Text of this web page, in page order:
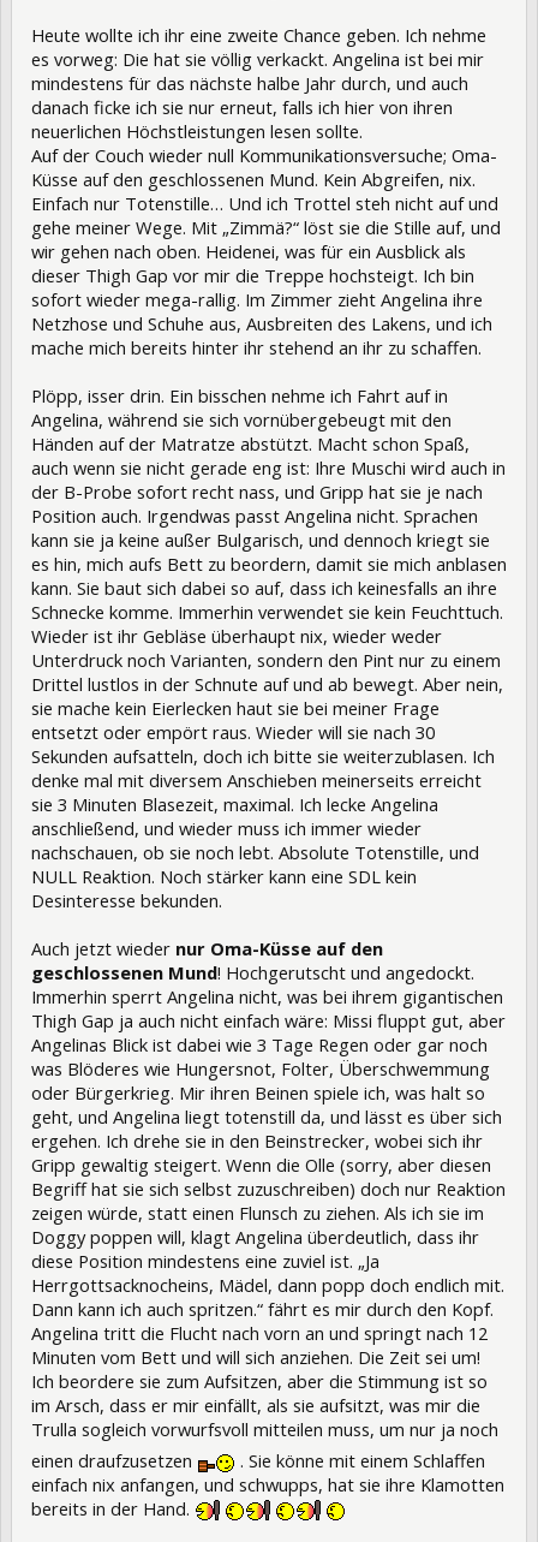
Heute wollte ich ihr eine zweite Chance geben. Ich nehme
es vorweg: Die hat sie völlig verkackt. Angelina ist bei mir
mindestens für das nächste halbe Jahr durch, und auch
danach ficke ich sie nur erneut, falls ich hier von ihren
neuerlichen Höchstleistungen lesen sollte.
Auf der Couch wieder null Kommunikationsversuche; Oma-
Küsse auf den geschlossenen Mund. Kein Abgreifen, nix.
Einfach nur Totenstille… Und ich Trottel steh nicht auf und
gehe meiner Wege. Mit „Zimmä?“ löst sie die Stille auf, und
wir gehen nach oben. Heidenei, was für ein Ausblick als
dieser Thigh Gap vor mir die Treppe hochsteigt. Ich bin
sofort wieder mega-rallig. Im Zimmer zieht Angelina ihre
Netzhose und Schuhe aus, Ausbreiten des Lakens, und ich
mache mich bereits hinter ihr stehend an ihr zu schaffen.
Plöpp, isser drin. Ein bisschen nehme ich Fahrt auf in
Angelina, während sie sich vornübergebeugt mit den
Händen auf der Matratze abstützt. Macht schon Spaß,
auch wenn sie nicht gerade eng ist: Ihre Muschi wird auch in
der B-Probe sofort recht nass, und Gripp hat sie je nach
Position auch. Irgendwas passt Angelina nicht. Sprachen
kann sie ja keine außer Bulgarisch, und dennoch kriegt sie
es hin, mich aufs Bett zu beordern, damit sie mich anblasen
kann. Sie baut sich dabei so auf, dass ich keinesfalls an ihre
Schnecke komme. Immerhin verwendet sie kein Feuchttuch.
Wieder ist ihr Gebläse überhaupt nix, wieder weder
Unterdruck noch Varianten, sondern den Pint nur zu einem
Drittel lustlos in der Schnute auf und ab bewegt. Aber nein,
sie mache kein Eierlecken haut sie bei meiner Frage
entsetzt oder empört raus. Wieder will sie nach 30
Sekunden aufsatteln, doch ich bitte sie weiterzublasen. Ich
denke mal mit diversem Anschieben meinerseits erreicht
sie 3 Minuten Blasezeit, maximal. Ich lecke Angelina
anschließend, und wieder muss ich immer wieder
nachschauen, ob sie noch lebt. Absolute Totenstille, und
NULL Reaktion. Noch stärker kann eine SDL kein
Desinteresse bekunden.
Auch jetzt wieder nur Oma-Küsse auf den
geschlossenen Mund! Hochgerutscht und angedockt.
Immerhin sperrt Angelina nicht, was bei ihrem gigantischen
Thigh Gap ja auch nicht einfach wäre: Missi fluppt gut, aber
Angelinas Blick ist dabei wie 3 Tage Regen oder gar noch
was Blöderes wie Hungersnot, Folter, Überschwemmung
oder Bürgerkrieg. Mir ihren Beinen spiele ich, was halt so
geht, und Angelina liegt totenstill da, und lässt es über sich
ergehen. Ich drehe sie in den Beinstrecker, wobei sich ihr
Gripp gewaltig steigert. Wenn die Olle (sorry, aber diesen
Begriff hat sie sich selbst zuzuschreiben) doch nur Reaktion
zeigen würde, statt einen Flunsch zu ziehen. Als ich sie im
Doggy poppen will, klagt Angelina überdeutlich, dass ihr
diese Position mindestens eine zuviel ist. „Ja
Herrgottsacknocheins, Mädel, dann popp doch endlich mit.
Dann kann ich auch spritzen.“ fährt es mir durch den Kopf.
Angelina tritt die Flucht nach vorn an und springt nach 12
Minuten vom Bett und will sich anziehen. Die Zeit sei um!
Ich beordere sie zum Aufsitzen, aber die Stimmung ist so
im Arsch, dass er mir einfällt, als sie aufsitzt, was mir die
Trulla sogleich vorwurfsvoll mitteilen muss, um nur ja noch
einen draufzusetzen
. Sie könne mit einem Schlaffen
einfach nix anfangen, und schwupps, hat sie ihre Klamotten
bereits in der Hand.